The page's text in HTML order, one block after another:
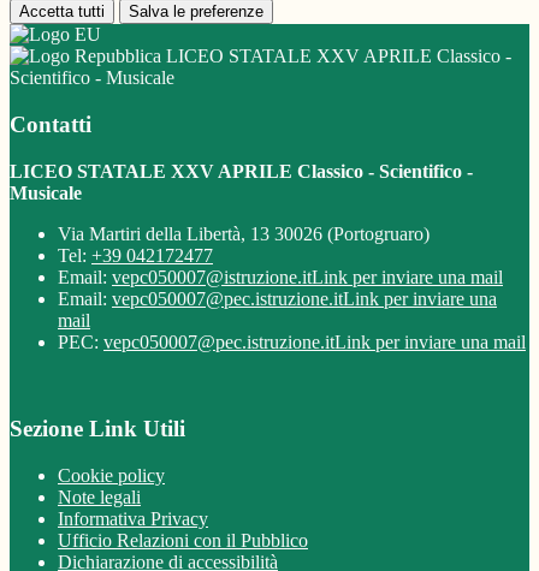
Accetta tutti Salva le preferenze
LICEO STATALE XXV APRILE Classico -
Scientifico - Musicale
Contatti
LICEO STATALE XXV APRILE Classico - Scientifico -
Musicale
Via Martiri della Libertà, 13 30026 (Portogruaro)
Tel: +39 042172477
Email: vepc050007@istruzione.itLink per inviare una mail
Email: vepc050007@pec.istruzione.itLink per inviare una
mail
PEC: vepc050007@pec.istruzione.itLink per inviare una mail
Sezione Link Utili
Cookie policy
Note legali
Informativa Privacy
Ufficio Relazioni con il Pubblico
Dichiarazione di accessibilità